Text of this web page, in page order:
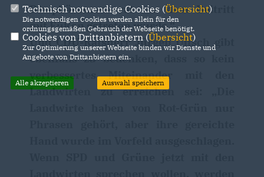
Biosphärenreservat vor dem Beitritt
mit Füßen getreten wurde.“
Und CDU-Ratsherr Jürgen Ultsch gibt
ebenfalls zu bedenken, dass so kein
verbessertes Miteinander mit den
Landwirten zu erreichen sei: „Die
Technisch notwendige Cookies (Übersicht)
Die notwendigen Cookies werden allein für den
ordnungsgemäßen Gebrauch der Webseite benötigt.
Cookies von Drittanbietern (Übersicht)
Zur Optimierung unserer Webseite binden wir Dienste und
Angebote von Drittanbietern ein.
Alle akzeptieren Auswahl speichern